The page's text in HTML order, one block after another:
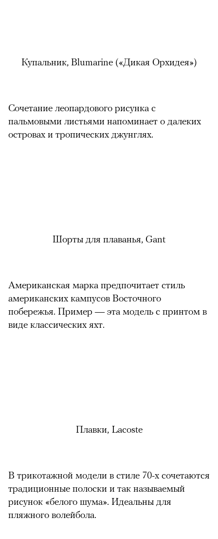
Купальник, Blumarine («Дикая Орхидея»)
Сочетание леопардового рисунка с
пальмовыми листьями напоминает о далеких
островах и тропических джунглях.
Шорты для плаванья, Gant
Американская марка предпочитает стиль
американских кампусов Восточного
побережья. Пример — эта модель с принтом в
виде классических яхт.
Плавки, Lacoste
В трикотажной модели в стиле 70-х сочетаются
традиционные полоски и так называемый
рисунок «белого шума». Идеальны для
пляжного волейбола.